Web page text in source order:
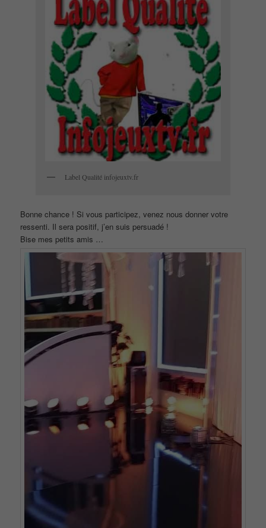
Label Qualité infojeuxtv.fr
Bonne chance ! Si vous participez, venez nous donner votre
ressenti. Il sera positif, j’en suis persuadé !
Bise mes petits amis …